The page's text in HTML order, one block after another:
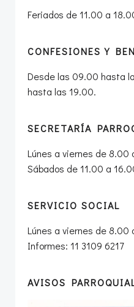
Feriados de 11.00 a
CONFESIONES Y
Desde las 09.00 hasta
hasta las 19.00.
SECRETARÍA
Lúnes a viernes de 8.00
Sábados de 11.00 a
SERVICIO SOCIAL
Lúnes a viernes de 8.00
Informes: 11 3109 6217
AVISOS